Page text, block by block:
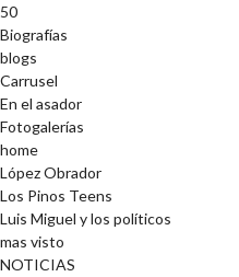
50
Biografías
blogs
Carrusel
En el asador
Fotogalerías
home
López Obrador
Los Pinos Teens
Luis Miguel y los políticos
mas visto
NOTICIAS